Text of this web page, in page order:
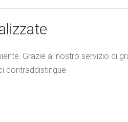
Grazie al nostro servizio di
contraddistingue.